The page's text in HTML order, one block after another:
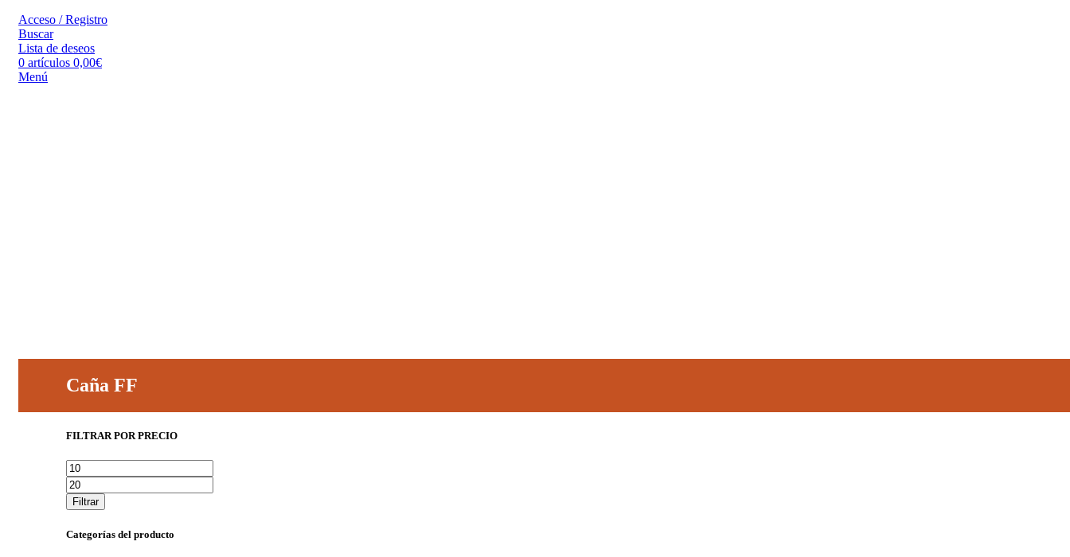
Acceso / Registro
Buscar
Lista de deseos
0 artículos 0,00€
Menú
artículos 0,00€
Caña FF
FILTRAR POR PRECIO
Precio
mínimo
máximo
Filtrar
Categorías del producto